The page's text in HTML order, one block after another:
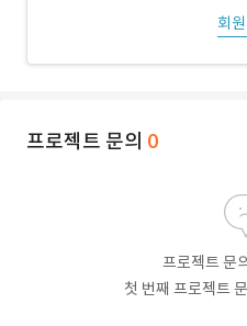
회
프로젝트 문의 0
프로젝트 문
첫 번째 프로젝트